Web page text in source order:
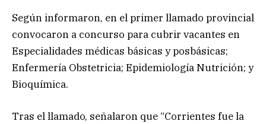
Según informaron, en el primer llamado provincial
convocaron a concurso para cubrir vacantes en
Especialidades médicas básicas y posbásicas;
Enfermería Obstetricia; Epidemiología Nutrición; y
Bioquímica.
Tras el llamado, señalaron que “Corrientes fue la